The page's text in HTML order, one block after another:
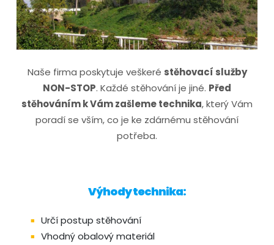
Naše firma poskytuje veškeré stěhovací služby
NON-STOP. Každé stěhování je jiné. Před
stěhováním k Vám zašleme technika, který Vám
poradí se vším, co je ke zdárnému stěhování
potřeba.
Výhody technika:
Určí postup stěhování
Vhodný obalový materiál